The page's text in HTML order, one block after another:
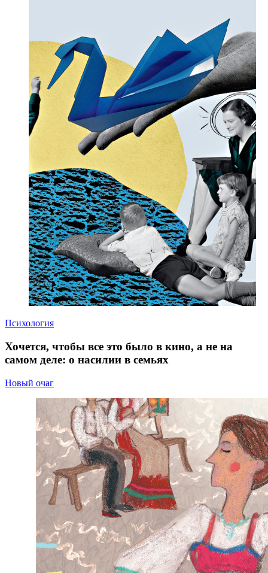
Психология
Хочется, чтобы все это было в кино, а не на
самом деле: о насилии в семьях
Новый очаг